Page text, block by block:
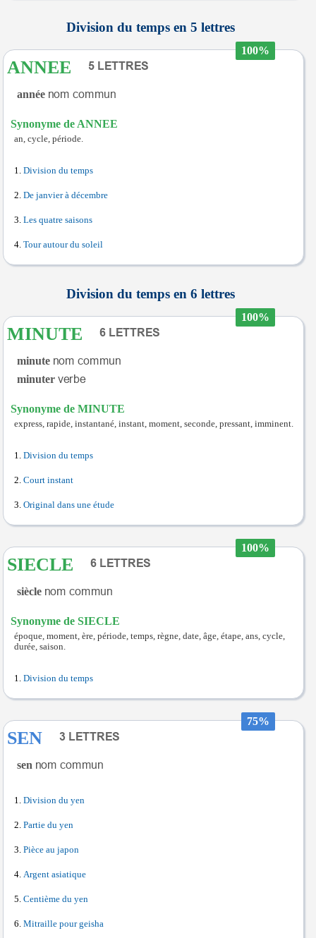
Division du temps en 5 lettres
100%
ANNEE
année
Synonyme de ANNEE
an, cycle, période.
Division du temps
De janvier à décembre
Les quatre saisons
Tour autour du soleil
Division du temps en 6 lettres
100%
MINUTE
minute
minuter
Synonyme de MINUTE
express, rapide, instantané, instant, moment, seconde, pressant, imminent.
Division du temps
Court instant
Original dans une étude
100%
SIECLE
siècle
Synonyme de SIECLE
époque, moment, ère, période, temps, règne, date, âge, étape, ans, cycle,
durée, saison.
Division du temps
75%
SEN
sen
Division du yen
Partie du yen
Pièce au japon
Argent asiatique
Centième du yen
Mitraille pour geisha